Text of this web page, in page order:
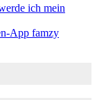
ich mein
App famzy